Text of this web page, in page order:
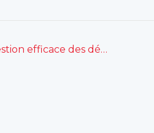
Les meilleurs camions-bennes pour une gestion efficace des déchets en 2025